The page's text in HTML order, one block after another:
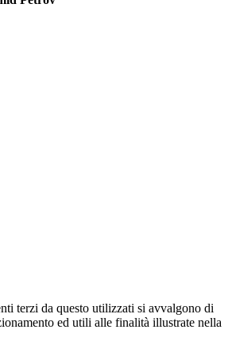
terzi da questo utilizzati si avvalgono di
ed utili alle finalità illustrate nella